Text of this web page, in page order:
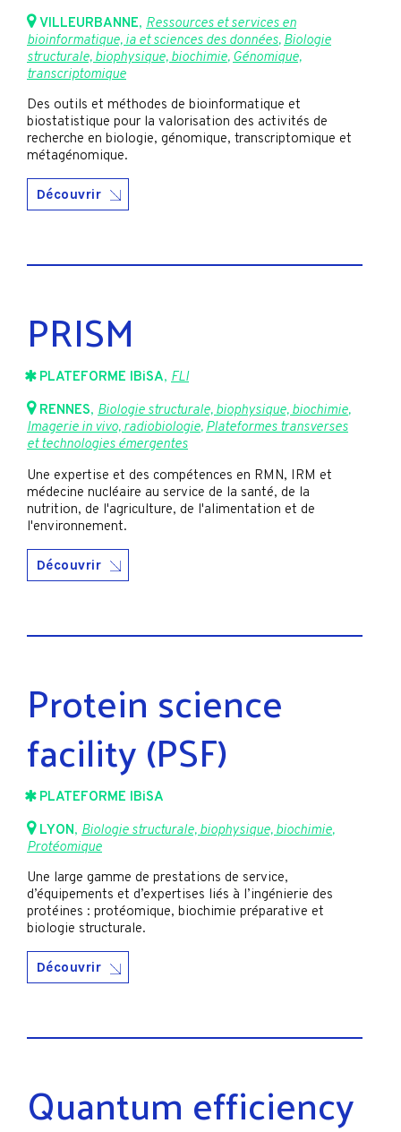
VILLEURBANNE, Ressources et services en
bioinformatique, ia et sciences des données, Biologie
structurale, biophysique, biochimie, Génomique,
transcriptomique
Des outils et méthodes de bioinformatique et
biostatistique pour la valorisation des activités de
recherche en biologie, génomique, transcriptomique et
métagénomique.
Découvrir
PRISM
PLATEFORME IBiSA, FLI
RENNES, Biologie structurale, biophysique, biochimie,
Imagerie in vivo, radiobiologie,Plateformes transverses
et technologies émergentes
Une expertise et des compétences en RMN, IRM et
médecine nucléaire au service de la santé, de la
nutrition, de l'agriculture, de l'alimentation et de
l'environnement.
Découvrir
Protein science
facility (PSF)
PLATEFORME IBiSA
LYON, Biologie structurale, biophysique, biochimie,
Protéomique
Une large gamme de prestations de service,
d’équipements et d’expertises liés à l’ingénierie des
protéines : protéomique, biochimie préparative et
biologie structurale.
Découvrir
Quantum efficiency